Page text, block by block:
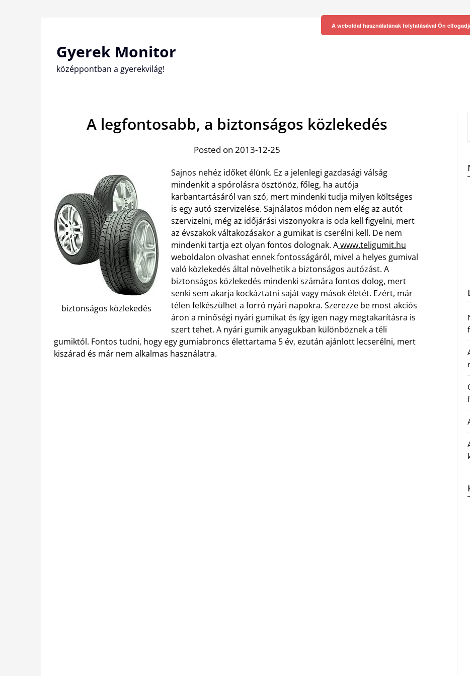
Gyerek Monitor
középpontban a gyerekvilág!
A legfontosabb, a biztonságos közlekedés
Posted on 2013-12-25
biztonságos közlekedés
Sajnos nehéz időket élünk. Ez a jelenlegi gazdasági válság
mindenkit a spórolásra ösztönöz, főleg, ha autója
karbantartásáról van szó, mert mindenki tudja milyen költséges
is egy autó szervizelése. Sajnálatos módon nem elég az autót
szervizelni, még az időjárási viszonyokra is oda kell figyelni, mert
az évszakok váltakozásakor a gumikat is cserélni kell. De nem
mindenki tartja ezt olyan fontos dolognak. Awww.teligumit.hu
weboldalon olvashat ennek fontosságáról, mivel a helyes gumival
való közlekedés által növelhetik a biztonságos autózást. A
biztonságos közlekedés mindenki számára fontos dolog, mert
senki sem akarja kockáztatni saját vagy mások életét. Ezért, már
télen felkészülhet a forró nyári napokra. Szerezze be most akciós
áron a minőségi nyári gumikat és így igen nagy megtakarításra is
szert tehet. A nyári gumik anyagukban különböznek a téli
gumiktól. Fontos tudni, hogy egy gumiabroncs élettartama 5 év, ezután ajánlott lecserélni, mert
kiszárad és már nem alkalmas használatra.
A weboldal használatának folytatásával Ön